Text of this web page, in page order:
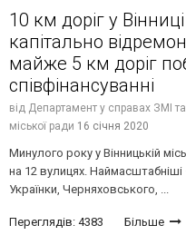
10 км доріг у
капітально
майже 5 км доріг
співфінансуванні
від Департамент у справах ЗМІ
міської ради 16 січня 2020
Минулого року у Вінницькій
на 12 вулицях.
Українки, Черняховського, ...
Переглядів: 4383 Більше